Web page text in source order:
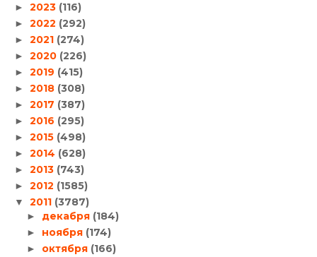
► 2023 (116)
► 2022 (292)
► 2021 (274)
► 2020 (226)
► 2019 (415)
► 2018 (308)
► 2017 (387)
► 2016 (295)
► 2015 (498)
► 2014 (628)
► 2013 (743)
► 2012 (1585)
▼ 2011 (3787)
► декабря (184)
► ноября (174)
► октября (166)